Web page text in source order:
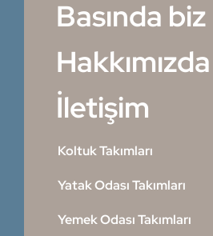
Basında biz
Hakkımızda
İletişim
Koltuk Takımları
Yatak Odası Takımları
Yemek Odası Takımları